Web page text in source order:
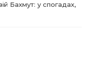
Бахмут: у спогадах,